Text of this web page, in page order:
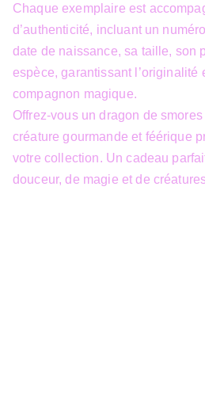
Chaque exemplaire est
d’authenticité, incluant un
date de naissance, sa taille, son
espèce, garantissant l’originalité
compagnon magique.
Offrez-vous un dragon de
créature gourmande et féérique
votre collection. Un cadeau
douceur, de magie et de